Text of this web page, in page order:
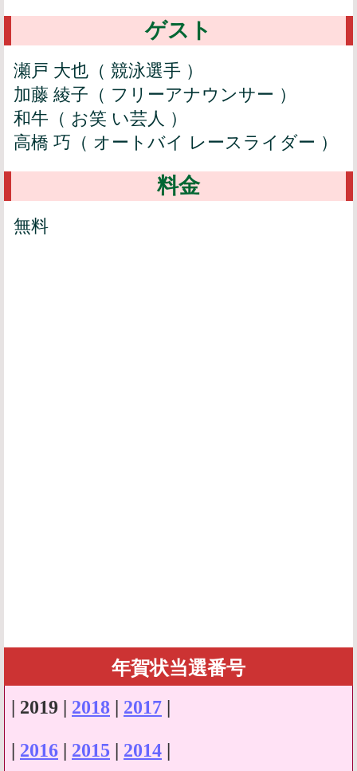
ゲスト
瀬戸 大也（ 競泳選手 ）
加藤 綾子（ フリーアナウンサー ）
和牛（ お笑 い芸人 ）
高橋 巧（ オートバイ レースライダー ）
料金
無料
年賀状当選番号
| 2019 | 2018 | 2017 |
| 2016 | 2015 | 2014 |